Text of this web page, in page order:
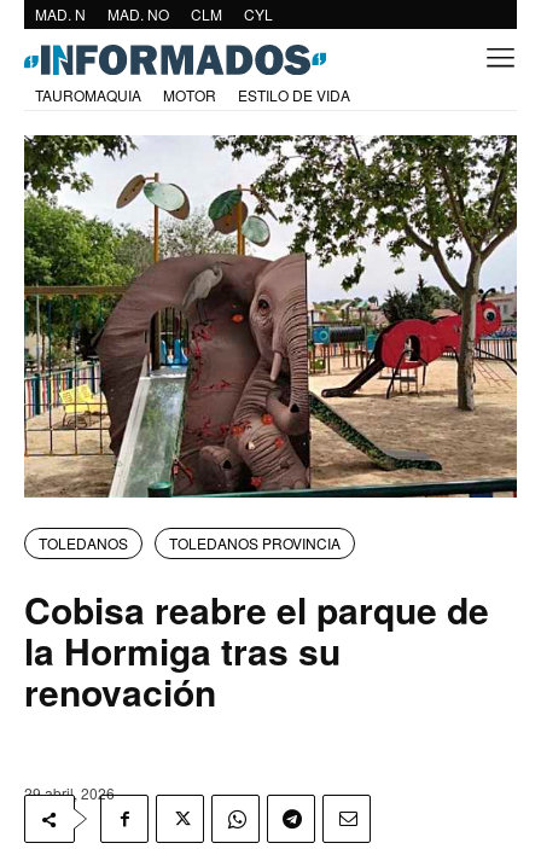
MAD. N MAD. NO CLM CYL
TAUROMAQUIA MOTOR ESTILO DE VIDA
TOLEDANOS TOLEDANOS PROVINCIA
Cobisa reabre el parque de
la Hormiga tras su
renovación
29 abril, 2026